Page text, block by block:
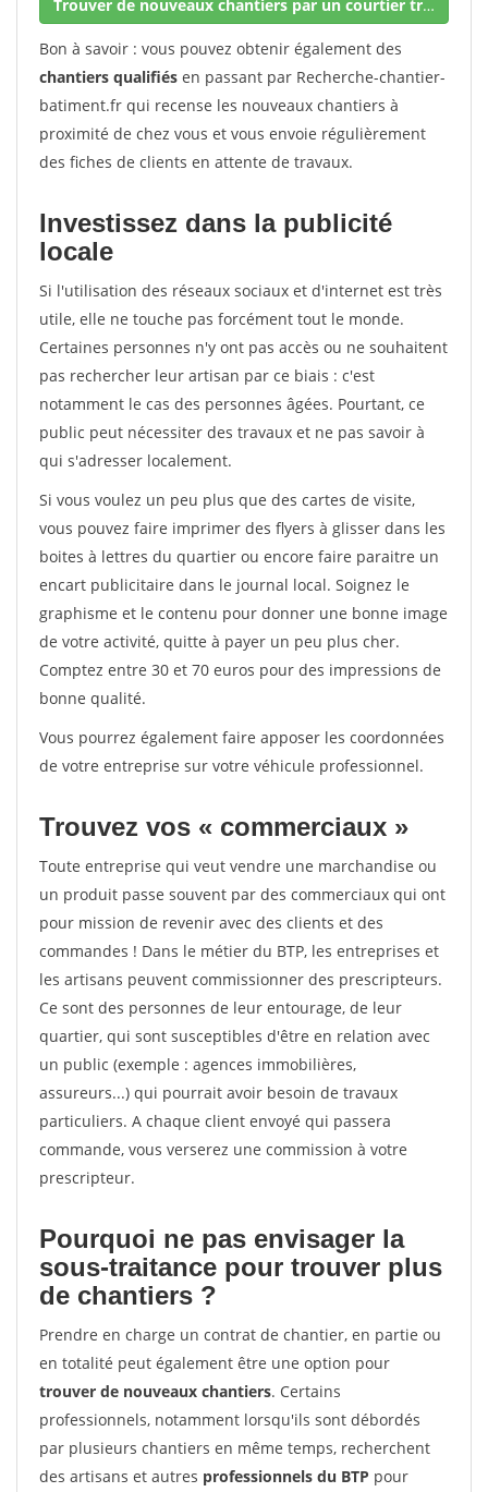
Trouver de nouveaux chantiers par un courtier travaux
Bon à savoir : vous pouvez obtenir également des
chantiers qualifiés en passant par Recherche-chantier-
batiment.fr qui recense les nouveaux chantiers à
proximité de chez vous et vous envoie régulièrement
des fiches de clients en attente de travaux.
Investissez dans la publicité
locale
Si l'utilisation des réseaux sociaux et d'internet est très
utile, elle ne touche pas forcément tout le monde.
Certaines personnes n'y ont pas accès ou ne souhaitent
pas rechercher leur artisan par ce biais : c'est
notamment le cas des personnes âgées. Pourtant, ce
public peut nécessiter des travaux et ne pas savoir à
qui s'adresser localement.
Si vous voulez un peu plus que des cartes de visite,
vous pouvez faire imprimer des flyers à glisser dans les
boites à lettres du quartier ou encore faire paraitre un
encart publicitaire dans le journal local. Soignez le
graphisme et le contenu pour donner une bonne image
de votre activité, quitte à payer un peu plus cher.
Comptez entre 30 et 70 euros pour des impressions de
bonne qualité.
Vous pourrez également faire apposer les coordonnées
de votre entreprise sur votre véhicule professionnel.
Trouvez vos « commerciaux »
Toute entreprise qui veut vendre une marchandise ou
un produit passe souvent par des commerciaux qui ont
pour mission de revenir avec des clients et des
commandes ! Dans le métier du BTP, les entreprises et
les artisans peuvent commissionner des prescripteurs.
Ce sont des personnes de leur entourage, de leur
quartier, qui sont susceptibles d'être en relation avec
un public (exemple : agences immobilières,
assureurs...) qui pourrait avoir besoin de travaux
particuliers. A chaque client envoyé qui passera
commande, vous verserez une commission à votre
prescripteur.
Pourquoi ne pas envisager la
sous-traitance pour trouver plus
de chantiers ?
Prendre en charge un contrat de chantier, en partie ou
en totalité peut également être une option pour
trouver de nouveaux chantiers. Certains
professionnels, notamment lorsqu'ils sont débordés
par plusieurs chantiers en même temps, recherchent
des artisans et autres professionnels du BTP pour